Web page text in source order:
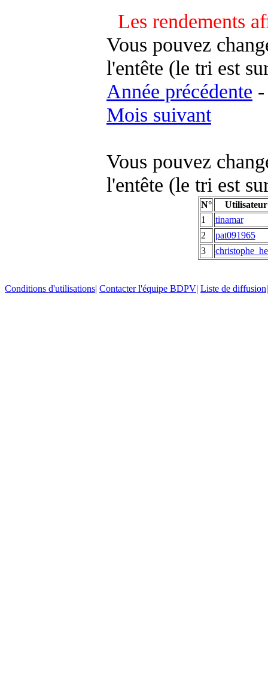
Les rendements
Vous pouvez
l'entête (le tri est
Année précédente -
Mois suivant
Vous pouvez
l'entête (le tri est
N°
Utilisateur
1
tinamar
2
pat091965
3
Conditions d'utilisations| Contacter l'équipe BDPV| Liste de diffusion